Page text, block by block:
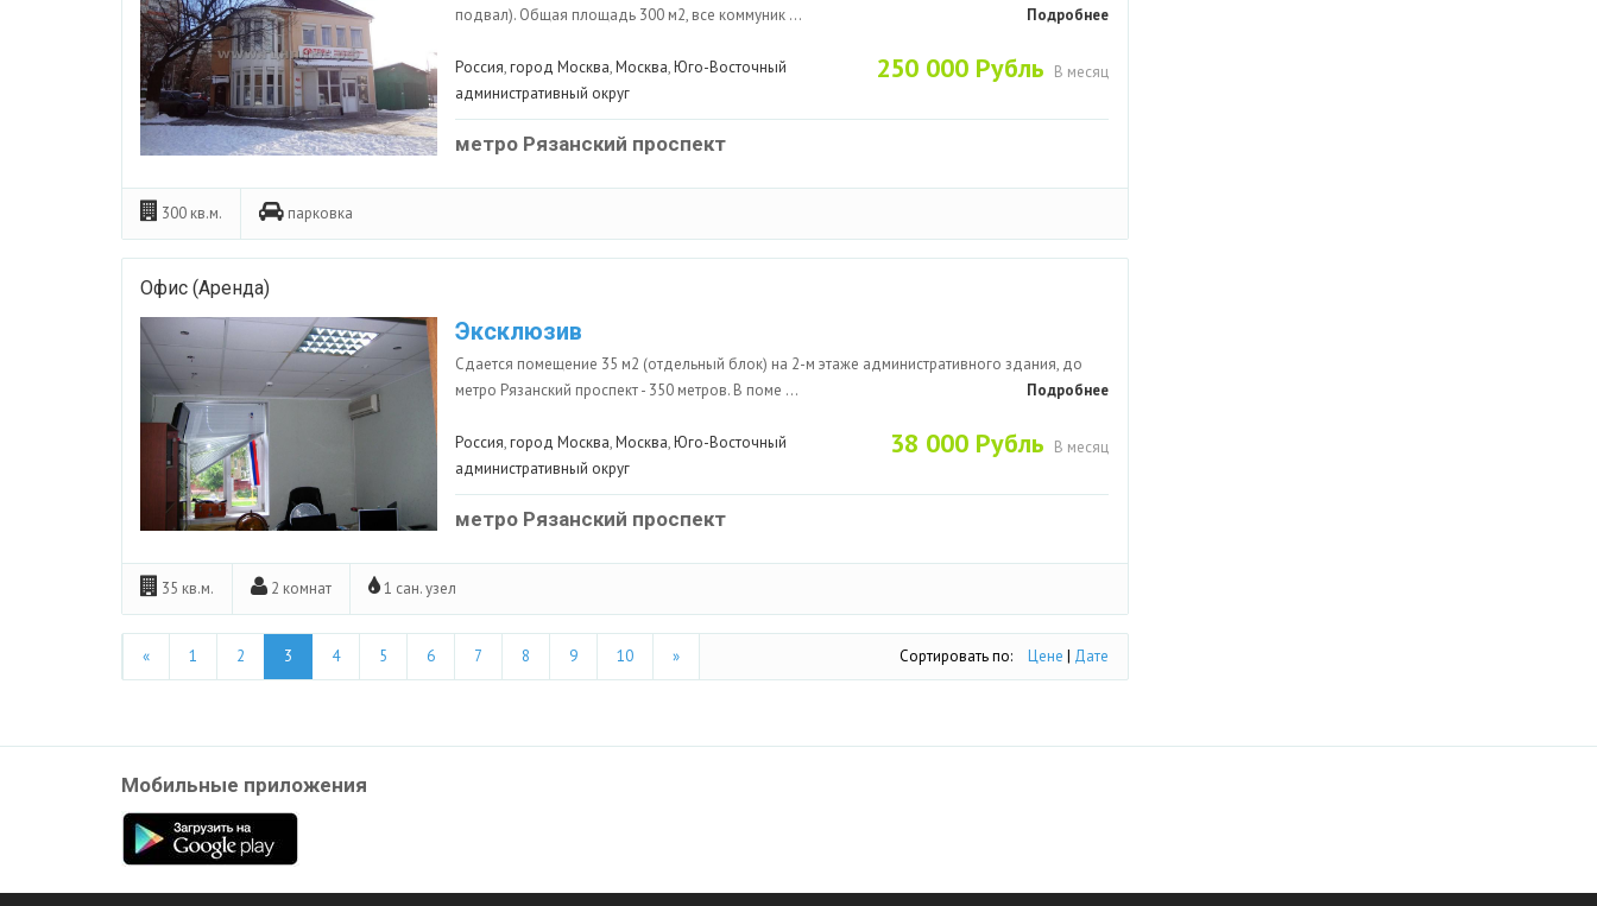
подвал). Общая площадь 300 м2, все коммуник ...
Подробнее
250 000 Рубль В месяц
Россия,город Москва,Москва,Юго-Восточный
административный округ
метро Рязанский проспект
300 кв.м. парковка
Офис (Аренда)
Эксклюзив
Сдается помещение 35 м2 (отдельный блок) на 2-м этаже административного здания, до
метро Рязанский проспект - 350 метров. В поме ...
Подробнее
38 000 Рубль В месяц
Россия,город Москва,Москва,Юго-Восточный
административный округ
метро Рязанский проспект
35 кв.м. 2 комнат 1 сан. узел
« 1 2 3 4 5 6 7 8 9 10 » Сортировать по: Цене | Дате
Мобильные приложения